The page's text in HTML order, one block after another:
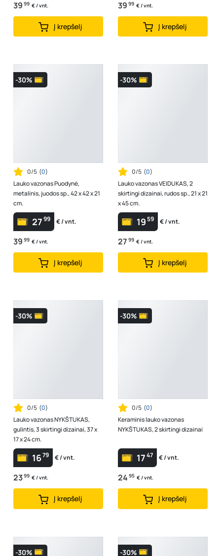
39 99 € / vnt.
Į krepšelį
39 99 € / vnt.
Į krepšelį
-30%
0/5 (0)
Lauko vazonas Puodynė,
metalinis, juodos sp., 42 x 42 x 21
cm.
2799 € / vnt.
39 99 € / vnt.
Į krepšelį
-30%
0/5 (0)
Lauko vazonas VEIDUKAS, 2
skirtingi dizainai, rudos sp., 21 x 21
x 45 cm.
1959 € / vnt.
27 99 € / vnt.
Į krepšelį
-30%
0/5 (0)
Lauko vazonas NYKŠTUKAS,
gulintis, 3 skirtingi dizainai, 37 x
17 x 24 cm.
1679 € / vnt.
2399 € / vnt.
Į krepšelį
-30%
0/5 (0)
Keraminis lauko vazonas
NYKŠTUKAS, 2 skirtingi dizainai
1747 € / vnt.
24 95 € / vnt.
Į krepšelį
-30% -30%